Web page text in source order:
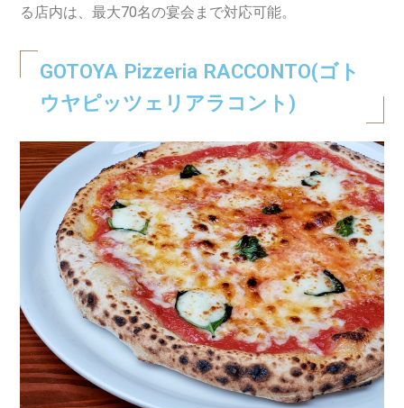
る店内は、最大70名の宴会まで対応可能。
GOTOYA Pizzeria RACCONTO(ゴト
ウヤピッツェリアラコント)